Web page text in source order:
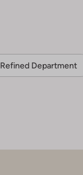
Refined Department